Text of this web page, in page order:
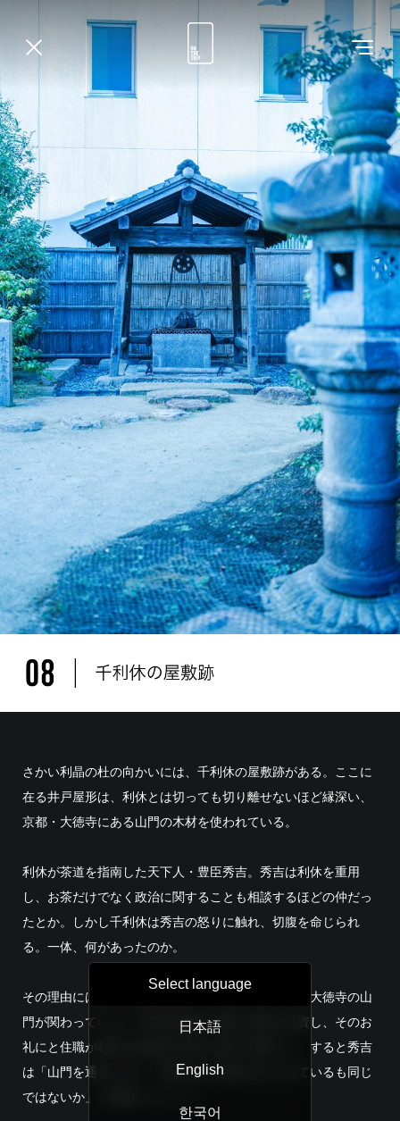
さかい利晶の杜の向かいには、千利休の屋敷跡がある。ここに
在る井戸屋形は、利休とは切っても切り離せないほど縁深い、
京都・大徳寺にある山門の木材を使われている。
利休が茶道を指南した天下人・豊臣秀吉。秀吉は利休を重用
し、お茶だけでなく政治に関することも相談するほどの仲だっ
たとか。しかし千利休は秀吉の怒りに触れ、切腹を命じられ
る。一体、何があったのか。
その理由には様々な説があるが、そのうちの一つに大徳寺の山
門が関わっている。山門を改修する際に利休が出資し、そのお
礼にと住職が利休の木像を山門の上部に安置した。すると秀吉
は「山門を通るたびに、利休の足で踏み付けられているも同じ
ではないか」と激怒したという。
Select language
日本語
English
한국어